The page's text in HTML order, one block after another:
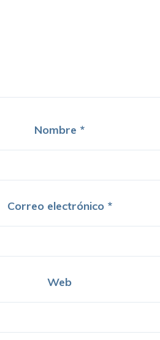
Nombre *
Correo electrónico *
Web